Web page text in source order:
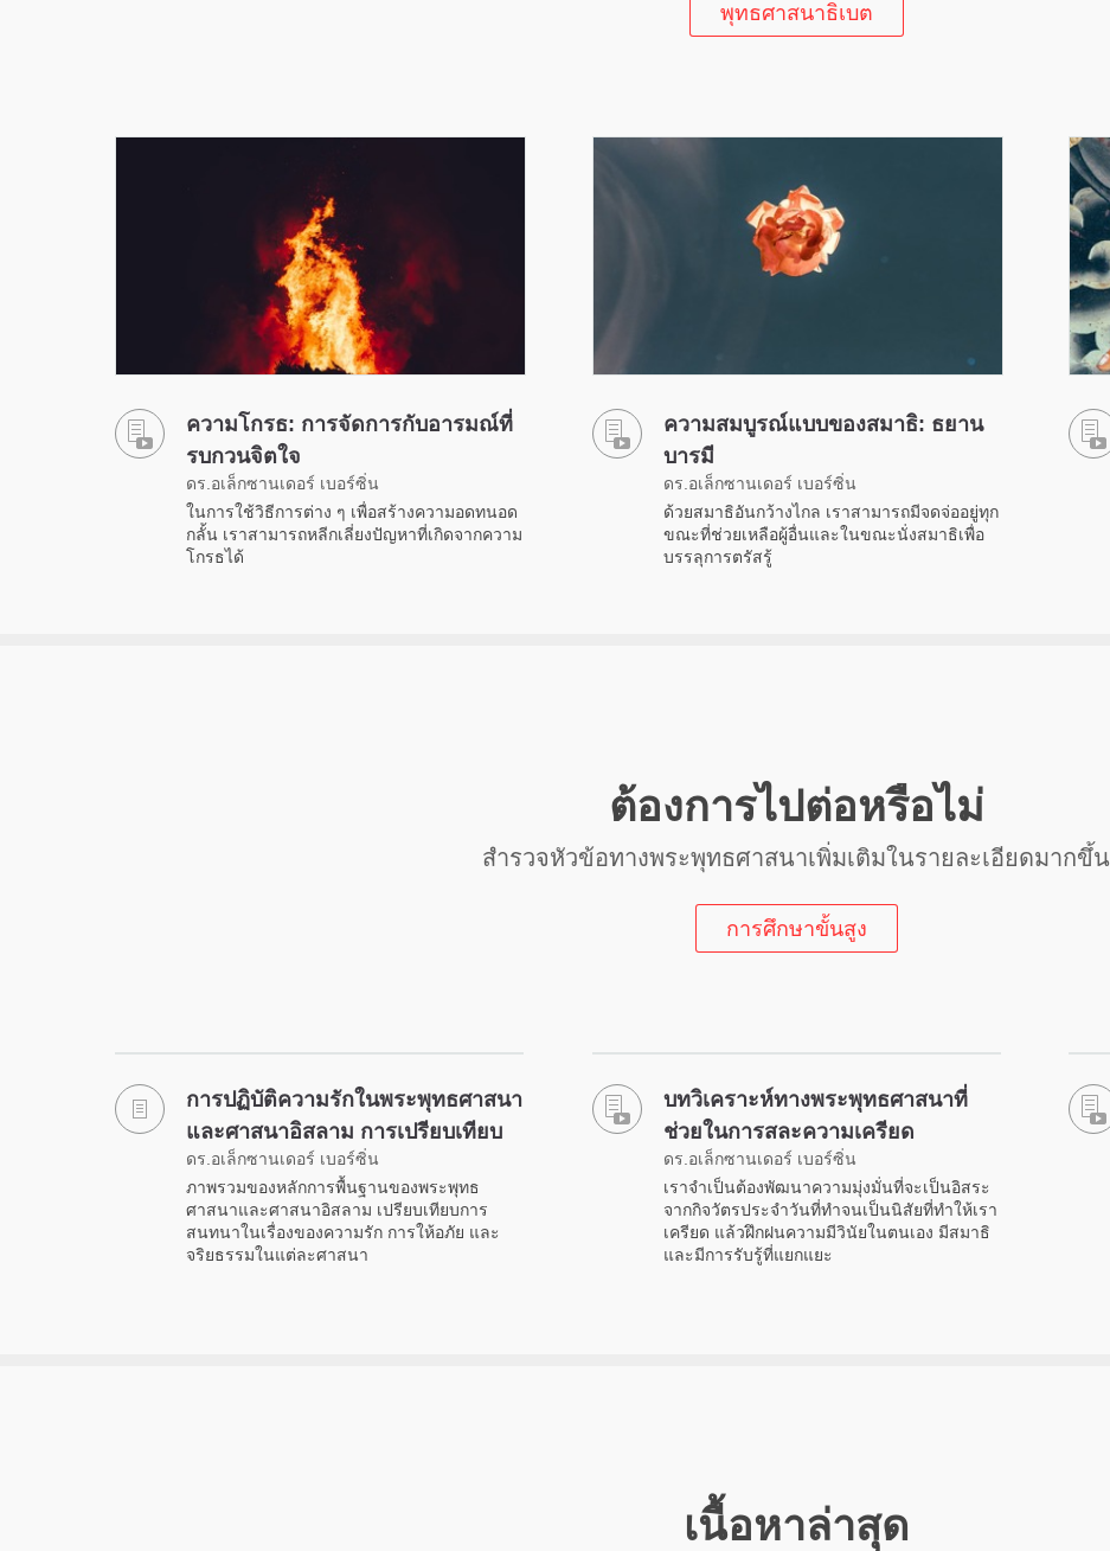
พุทธศาสนาธิเบต
ความโกรธ: การจัดการกับอารมณ์ที่
รบกวนจิตใจ
ดร.อเล็กซานเดอร์ เบอร์ซิ่น
ในการใช้วิธีการต่าง ๆ เพื่อสร้างความอดทนอด
กลั้น เราสามารถหลีกเลี่ยงปัญหาที่เกิดจากความ
โกรธได้
ความสมบูรณ์แบบของสมาธิ: ธยาน
บารมี
ดร.อเล็กซานเดอร์ เบอร์ซิ่น
ด้วยสมาธิอันกว้างไกล เราสามารถมีจดจ่ออยู่ทุก
ขณะที่ช่วยเหลือผู้อื่นและในขณะนั่งสมาธิเพื่อ
บรรลุการตรัสรู้
ต้องการไปต่อหรือไม่
สำรวจหัวข้อทางพระพุทธศาสนาเพิ่มเติมในรายละเอียดมากขึ้น
การศึกษาขั้นสูง
การปฏิบัติความรักในพระพุทธศาสนา
และศาสนาอิสลาม การเปรียบเทียบ
ดร.อเล็กซานเดอร์ เบอร์ซิ่น
ภาพรวมของหลักการพื้นฐานของพระพุทธ
ศาสนาและศาสนาอิสลาม เปรียบเทียบการ
สนทนาในเรื่องของความรัก การให้อภัย และ
จริยธรรมในแต่ละศาสนา
บทวิเคราะห์ทางพระพุทธศาสนาที่
ช่วยในการสละความเครียด
ดร.อเล็กซานเดอร์ เบอร์ซิ่น
เราจำเป็นต้องพัฒนาความมุ่งมั่นที่จะเป็นอิสระ
จากกิจวัตรประจำวันที่ทำจนเป็นนิสัยที่ทำให้เรา
เครียด แล้วฝึกฝนความมีวินัยในตนเอง มีสมาธิ
และมีการรับรู้ที่แยกแยะ
เนื้อหาล่าสุด